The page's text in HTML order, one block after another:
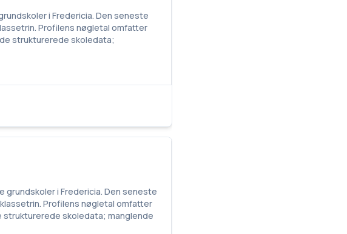
i Fredericia. Den seneste
Profilens nøgletal omfatter
strukturerede skoledata;
i Fredericia. Den seneste
Profilens nøgletal omfatter
strukturerede skoledata; manglende